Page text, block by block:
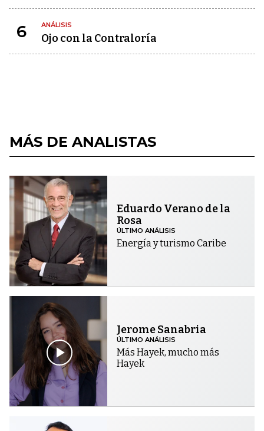
6 ANÁLISIS
Ojo con la Contraloría
MÁS DE ANALISTAS
Eduardo Verano de la
Rosa
ÚLTIMO ANÁLISIS
Energía y turismo Caribe
Jerome Sanabria
ÚLTIMO ANÁLISIS
Más Hayek, mucho más
Hayek